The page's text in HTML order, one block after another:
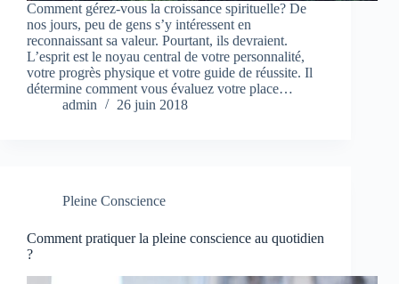
Comment gérez-vous la croissance spirituelle? De
nos jours, peu de gens s’y intéressent en
reconnaissant sa valeur. Pourtant, ils devraient.
L’esprit est le noyau central de votre personnalité,
votre progrès physique et votre guide de réussite. Il
détermine comment vous évaluez votre place…
admin
26 juin 2018
Pleine Conscience
Comment pratiquer la pleine conscience au quotidien
?